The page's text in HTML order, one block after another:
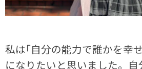
私は｢自分の能力で誰かを幸
になりたいと思いました。